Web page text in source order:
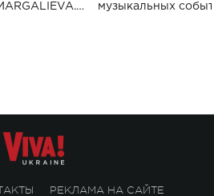
музыкальных
РЕКЛАМА НА САЙТЕ